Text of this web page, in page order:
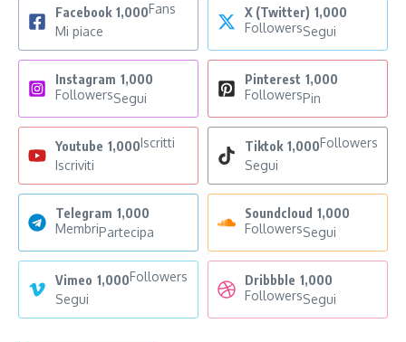
Facebook 1,000Fans
Mi piace
X (Twitter) 1,000
FollowersSegui
Instagram 1,000
FollowersSegui
Pinterest 1,000
FollowersPin
Youtube 1,000Iscritti
Iscriviti
Tiktok 1,000Followers
Segui
Telegram 1,000
MembriPartecipa
Soundcloud 1,000
FollowersSegui
Vimeo 1,000Followers
Segui
Dribbble 1,000
FollowersSegui